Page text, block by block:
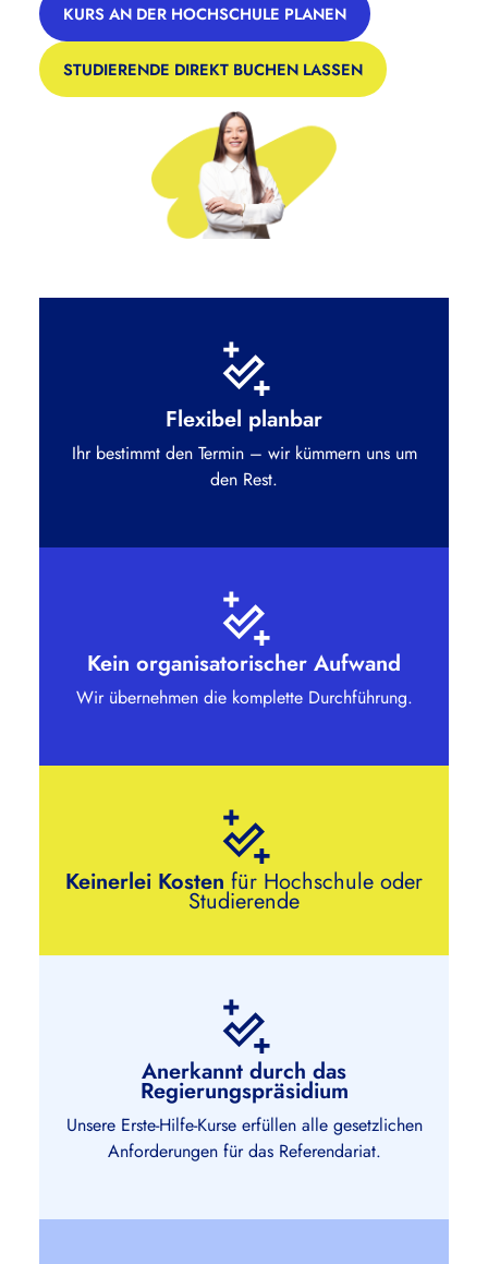
KURS AN DER HOCHSCHULE PLANEN
STUDIERENDE DIREKT BUCHEN LASSEN
Flexibel planbar
Ihr bestimmt den Termin – wir kümmern uns um
den Rest.
Kein organisatorischer Aufwand
Wir übernehmen die komplette Durchführung.
Keinerlei Kosten für Hochschule oder
Studierende
Anerkannt durch das
Regierungspräsidium
Unsere Erste-Hilfe-Kurse erfüllen alle gesetzlichen
Anforderungen für das Referendariat.